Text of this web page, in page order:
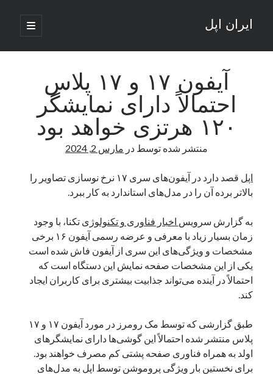
ایران اپل
باز
کردن
اصلی
نوار
کناری
جستجو
نوشته‌های تازه
راه‌های اتصال موبایل و کامپیوتر به یکدیگر: تجربه‌ای یکپارچه و کاربردی
انتقاد کاربران از اتمام زودهنگام بسته‌های اینترنت ایرانسل همزمان با شرایط
ادعای نت‌بلاکس: قطعی اینترنت ایران بیش از 120 ساعت ادامه یافت؛ اتصال
کشور به حدود یک درصد رسید
قطعی اینترنت در ایران از مرز 48 ساعت گذشت!
گوشی HMD Luma با دوربین 50 مگاپیکسل و نمایشگر 120 هرتز رونمایی شد
آخرین دیدگاه‌ها
یک نویسنده دیدگاه وردپرسدر تعمیرات تخصصی فیس آیدی
بایگانی‌ها
مارس 2026
فوریه 2026
آیفون ۱۷ و ۱۷ پلاس
احتمالاً دارای نمایشگر
۱۲۰ هرتزی خواهد بود
منتشر شده توسط در مارس 2, 2024
اپل
قصد دارد در آیفون‌های سری ۱۷ نرخ نوسازی تصاویر را
بالاتر برده آن را در مدل‌های استاندارد به کار ببرد.
به گزارش سرویس اخبار فناوری و تکنولوژی تکنا، با وجود
زمان بسیار زیاد با معرفی و عرضه رسمی آیفون ۱۶ برخی
مشخصات و ویژگی‌های این سری از آیفون فاش شده است
یکی از این مشخصات صفحه نمایش این دستگاه است که
احتمالاً در آینده می‌تواند جذابیت بیشتری برای کاربران ایجاد
کند.
طبق گزارشی که توسط مک رومرز در مورد آیفون ۱۷ و ۱۷
پلاس منتشر شده احتمالاً این گوشی‌ها دارای نمایشگرهای
اولد به همراه فناوری صفحه پشتی کم مصرف خواهند بود.
برای نخستین بار ویژگی پروموشن توسط اپل به مدل‌های